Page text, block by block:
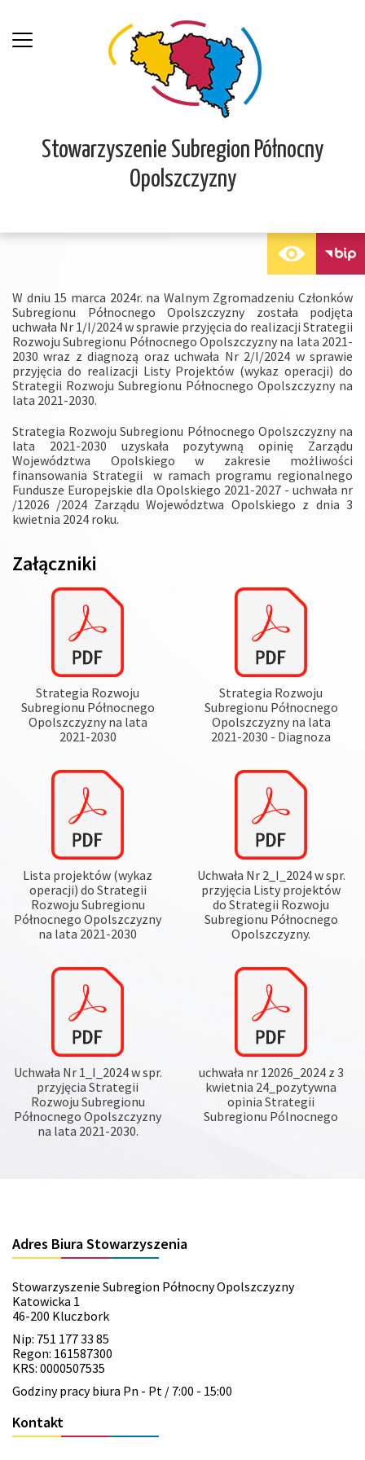
Stowarzyszenie Subregion Północny
Opolszczyzny
W dniu 15 marca 2024r. na Walnym Zgromadzeniu Członków
Subregionu Północnego Opolszczyzny została podjęta
uchwała Nr 1/I/2024 w sprawie przyjęcia do realizacji Strategii
Rozwoju Subregionu Północnego Opolszczyzny na lata 2021-
2030 wraz z diagnozą oraz uchwała Nr 2/I/2024 w sprawie
przyjęcia do realizacji Listy Projektów (wykaz operacji) do
Strategii Rozwoju Subregionu Północnego Opolszczyzny na
lata 2021-2030.
Strategia Rozwoju Subregionu Północnego Opolszczyzny na
lata 2021-2030 uzyskała pozytywną opinię Zarządu
Województwa Opolskiego w zakresie możliwości
finansowania Strategii w ramach programu regionalnego
Fundusze Europejskie dla Opolskiego 2021-2027 - uchwała nr
/12026 /2024 Zarządu Województwa Opolskiego z dnia 3
kwietnia 2024 roku.
Załączniki
Strategia Rozwoju
Subregionu Północnego
Opolszczyzny na lata
2021-2030
Strategia Rozwoju
Subregionu Północnego
Opolszczyzny na lata
2021-2030 - Diagnoza
Lista projektów (wykaz
operacji) do Strategii
Rozwoju Subregionu
Północnego Opolszczyzny
na lata 2021-2030
Uchwała Nr 2_I_2024 w spr.
przyjęcia Listy projektów
do Strategii Rozwoju
Subregionu Północnego
Opolszczyzny.
Uchwała Nr 1_I_2024 w spr.
przyjęcia Strategii
Rozwoju Subregionu
Północnego Opolszczyzny
na lata 2021-2030.
uchwała nr 12026_2024 z 3
kwietnia 24_pozytywna
opinia Strategii
Subregionu Pólnocnego
Adres Biura Stowarzyszenia
Stowarzyszenie Subregion Północny Opolszczyzny
Katowicka 1
46-200 Kluczbork
Nip: 751 177 33 85
Regon: 161587300
KRS: 0000507535
Godziny pracy biura Pn - Pt / 7:00 - 15:00
Kontakt